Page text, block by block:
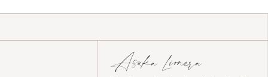
Asuka Lionera